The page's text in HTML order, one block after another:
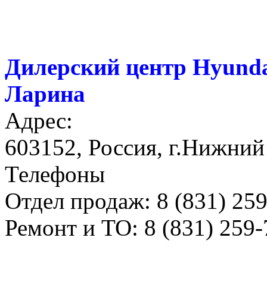
Дилерский центр
Ларина
Адрес:
603152, Россия,
Телефоны
Отдел продаж: 8 (831)
Ремонт и ТО: 8 (831)